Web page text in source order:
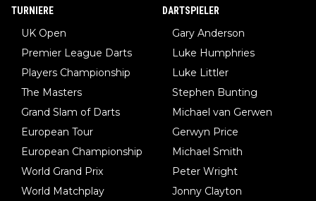
TURNIERE
UK Open
Premier League Darts
Players Championship
The Masters
Grand Slam of Darts
European Tour
European Championship
World Grand Prix
World Matchplay
DARTSPIELER
Gary Anderson
Luke Humphries
Luke Littler
Stephen Bunting
Michael van Gerwen
Gerwyn Price
Michael Smith
Peter Wright
Jonny Clayton